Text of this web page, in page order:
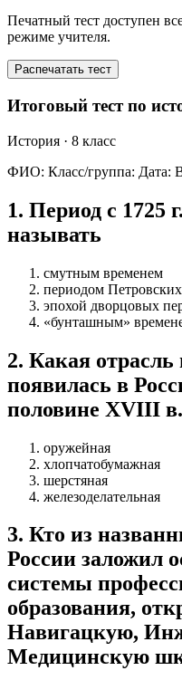
Печатный тест доступен
режиме учителя.
Распечатать тест
Итоговый тест по
История · 8 класс
ФИО: Класс/группа: Дата:
1. Период с 1725
называть
смутным временем
периодом
эпохой дворцовых
«бунташным»
2. Какая
появилась в
половине XVIII
оружейная
хлопчатобумажная
шерстяная
железоделательная
3. Кто из
России заложил
системы
образования,
Навигацкую,
Медицинскую